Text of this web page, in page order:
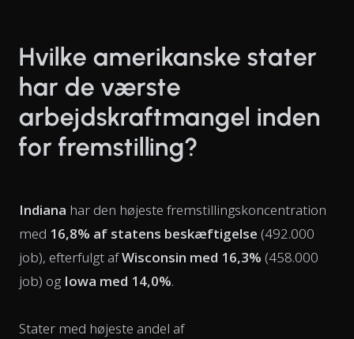
Hvilke amerikanske stater
har de værste
arbejdskraftmangel inden
for fremstilling?
Indiana har den højeste fremstillingskoncentration
med 16,8% af statens beskæftigelse (492.000
job), efterfulgt afWisconsin med 16,3% (458.000
job) og Iowa med 14,0%.
Stater med højeste andel af